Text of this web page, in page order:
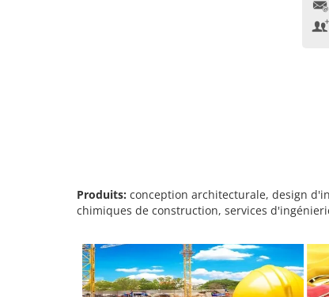
Produits: conception architecturale, design
chimiques de construction, services